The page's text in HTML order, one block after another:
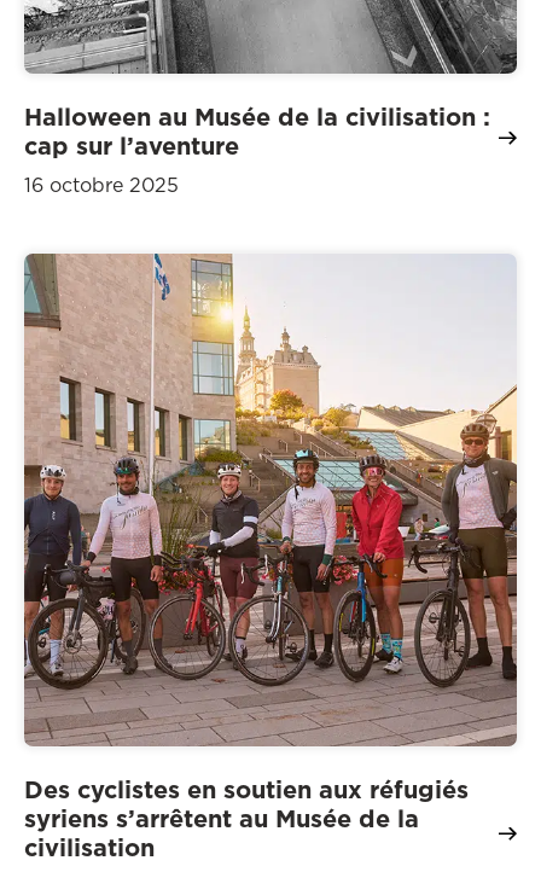
Halloween au Musée de la civilisation :
cap sur l’aventure
16 octobre 2025
Des cyclistes en soutien aux réfugiés
syriens s’arrêtent au Musée de la
civilisation